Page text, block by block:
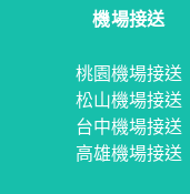
機場接送
桃園機場接送
松山機場接送
台中機場接送
高雄機場接送